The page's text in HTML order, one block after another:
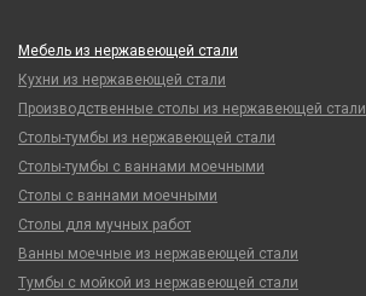
Мебель из нержавеющей стали
Кухни из нержавеющей стали
Производственные столы из нержавеющей стали
Столы-тумбы из нержавеющей стали
Столы-тумбы с ваннами моечными
Столы с ваннами моечными
Столы для мучных работ
Ванны моечные из нержавеющей стали
Тумбы с мойкой из нержавеющей стали